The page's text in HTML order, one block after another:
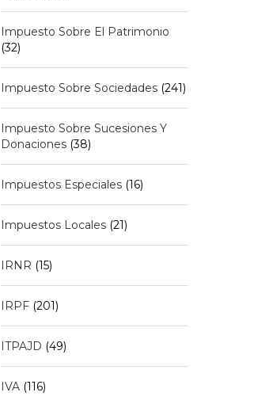
Impuesto Sobre El Patrimonio
(32)
Impuesto Sobre Sociedades(241)
Impuesto Sobre Sucesiones Y
Donaciones(38)
Impuestos Especiales(16)
Impuestos Locales(21)
IRNR (15)
IRPF(201)
ITPAJD (49)
IVA(116)